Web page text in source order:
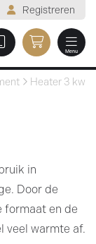
Registreren
Menu
Heater 3 kw
in
Door de
formaat en de
veel warmte af.